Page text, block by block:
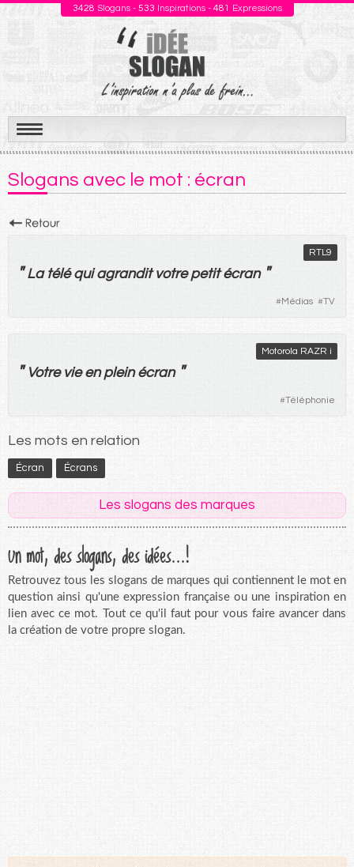
3428 Slogans - 533 Inspirations - 481 Expressions
Aller
au
contenu
Slogans avec le mot : écran
RTL9
" La télé qui agrandit votre petit écran "
#Médias #TV
Motorola RAZR i
" Votre vie en plein écran "
#Téléphonie
Les mots en relation
Écran Écrans
Les slogans des marques
Un mot, des slogans, des idées...!
Retrouvez tous les slogans de marques qui contiennent le mot en
question ainsi qu'une expression française ou une inspiration en
lien avec ce mot. Tout ce qu'il faut pour vous faire avancer dans
la création de votre propre slogan.